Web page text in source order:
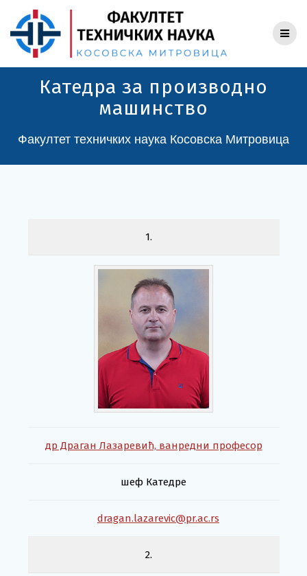
to
content
Катедра за производно
машинство
Факултет техничких наука Косовска Митровица
1.
др Драган Лазаревић, ванредни професор
шеф Катедре
dragan.lazarevic@pr.ac.rs
2.